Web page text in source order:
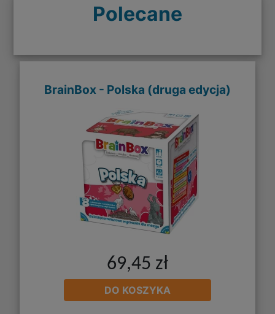
Polecane
BrainBox - Polska (druga edycja)
69,45 zł
DO KOSZYKA